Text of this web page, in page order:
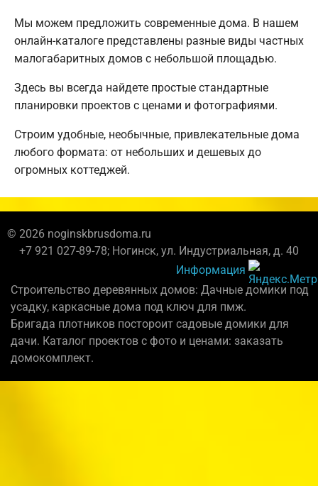
Мы можем предложить современные дома. В нашем
онлайн-каталоге представлены разные виды частных
малогабаритных домов с небольшой площадью.
Здесь вы всегда найдете простые стандартные
планировки проектов с ценами и фотографиями.
Строим удобные, необычные, привлекательные дома
любого формата: от небольших и дешевых до
огромных коттеджей.
© 2026 noginskbrusdoma.ru
+7 921 027-89-78; Ногинск, ул. Индустриальная, д. 40
Информация
Строительство деревянных домов: Дачные домики под
усадку, каркасные дома под ключ для пмж.
Бригада плотников постороит садовые домики для
дачи. Каталог проектов с фото и ценами: заказать
домокомплект.